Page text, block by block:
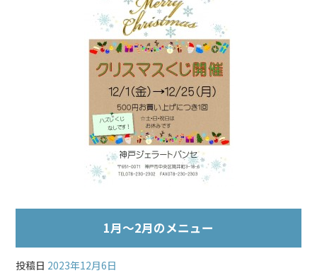
1月～2月のメニュー
投稿日 2023年12月6日